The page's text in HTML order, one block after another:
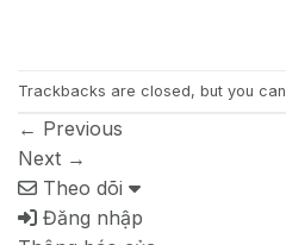
Trackbacks are closed, but you can
← Previous
Next →
Theo dõi
Đăng nhập